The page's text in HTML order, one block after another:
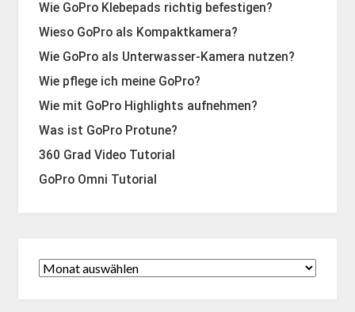
Wie GoPro Klebepads richtig befestigen?
Wieso GoPro als Kompaktkamera?
Wie GoPro als Unterwasser-Kamera nutzen?
Wie pflege ich meine GoPro?
Wie mit GoPro Highlights aufnehmen?
Was ist GoPro Protune?
360 Grad Video Tutorial
GoPro Omni Tutorial